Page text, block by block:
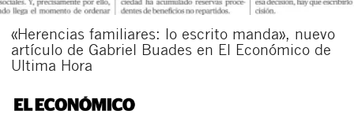
«Herencias familiares: lo escrito manda», nuevo
artículo de Gabriel Buades en El Económico de
Ultima Hora